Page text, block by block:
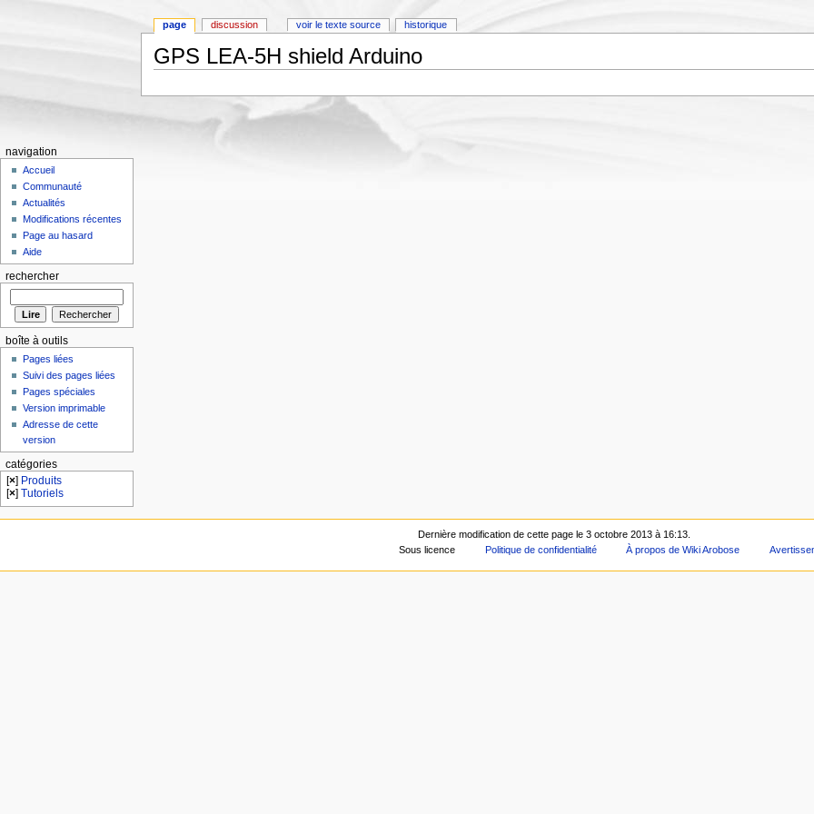
GPS LEA-5H shield Arduino
page discussion voir le texte source historique
navigation
Accueil
Communauté
Actualités
Modifications récentes
Page au hasard
Aide
rechercher
boîte à outils
Pages liées
Suivi des pages liées
Pages spéciales
Version imprimable
Adresse de cette
version
catégories
[×] Produits
[×]Tutoriels
Dernière modification de cette page le 3 octobre 2013 à 16:13.
Sous licence
Politique de confidentialité À propos de Wiki Arobose